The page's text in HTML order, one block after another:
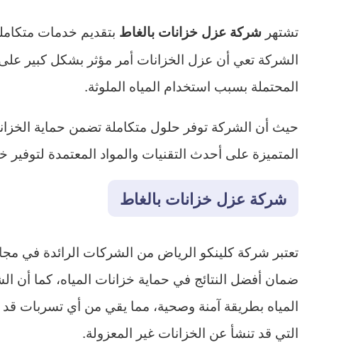
تشتهر شركة عزل خزانات بالغاط بتقديم خدمات
الشركة تعي أن عزل الخزانات أمر مؤثر بشكل كبير
المحتملة بسبب استخدام المياه الملوثة.
حيث أن الشركة توفر حلول متكاملة تضمن حماية
المتميزة على أحدث التقنيات والمواد المعتمدة
شركة عزل خزانات بالغاط
تعتبر شركة كلينكو الرياض من الشركات الرائدة في
ضمان أفضل النتائج في حماية خزانات المياه، كما أن
المياه بطريقة آمنة وصحية، مما يقي من أي تسربات قد
التي قد تنشأ عن الخزانات غير المعزولة.